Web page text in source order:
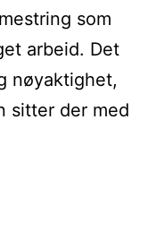
som
arbeid. Det
nøyaktighet,
sitter der med